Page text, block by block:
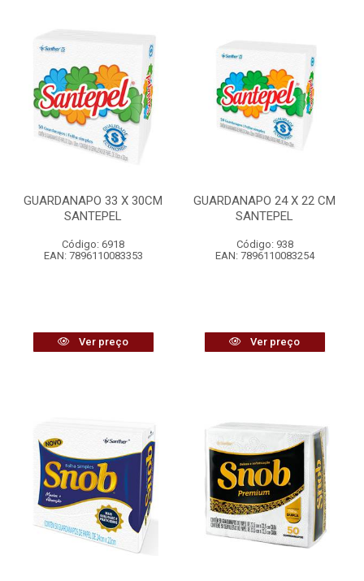
GUARDANAPO 33 X 30CM
SANTEPEL
Código: 6918
EAN: 7896110083353
Ver preço
GUARDANAPO 24 X 22 CM
SANTEPEL
Código: 938
EAN: 7896110083254
Ver preço